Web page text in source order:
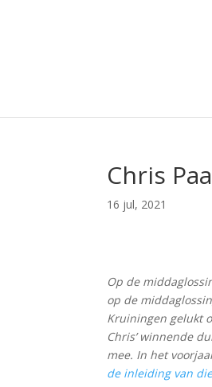
Chris
16 jul, 2021
Op de
op de
Kruiningen gelukt
Chris’ winnende
mee. In het
de inleiding van